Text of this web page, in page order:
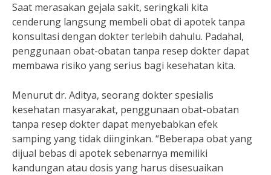
Saat merasakan gejala sakit, seringkali kita
cenderung langsung membeli obat di apotek tanpa
konsultasi dengan dokter terlebih dahulu. Padahal,
penggunaan obat-obatan tanpa resep dokter dapat
membawa risiko yang serius bagi kesehatan kita.
Menurut dr. Aditya, seorang dokter spesialis
kesehatan masyarakat, penggunaan obat-obatan
tanpa resep dokter dapat menyebabkan efek
samping yang tidak diinginkan. “Beberapa obat yang
dijual bebas di apotek sebenarnya memiliki
kandungan atau dosis yang harus disesuaikan